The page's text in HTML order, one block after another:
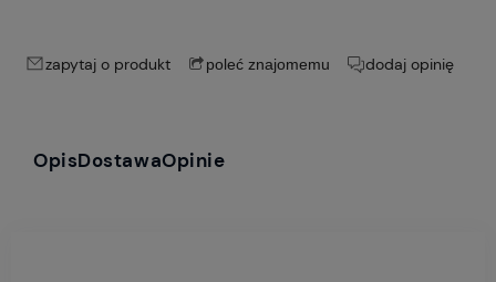
zapytaj o produkt poleć znajomemu dodaj opinię
OpisDostawaOpinie